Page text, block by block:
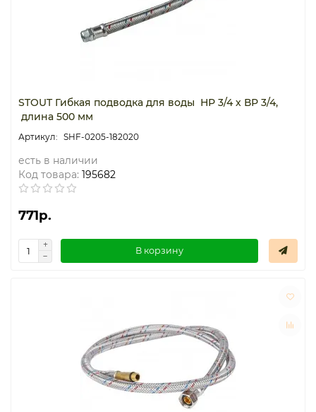
STOUT Гибкая подводка для воды НР 3/4 х ВР 3/4,
длина 500 мм
SHF-0205-182020
есть в наличии
Код товара: 195682
771р.
В корзину